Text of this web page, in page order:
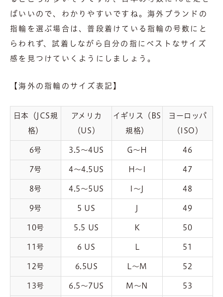
ばいいので、わかりやすいですね。海外ブランドの
指輪を選ぶ場合は、普段着けている指輪の号数にと
らわれず、試着しながら自分の指にベストなサイズ
感を見つけていくようにしましょう。
【海外の指輪のサイズ表記】
日本（JCS規
格）
アメリカ
（US）
イギリス（BS
規格）
ヨーロッパ
（ISO）
6号 3.5〜4US G〜H 46
7号 4〜4.5US H〜I 47
8号 4.5〜5US I〜J 48
9号 5 US 49
10号 5.5 US K 50
11号 6 US L 51
12号 6.5US L〜M 52
13号 6.5〜7US M〜N 53